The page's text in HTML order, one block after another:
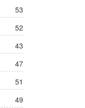
53
52
43
47
51
49